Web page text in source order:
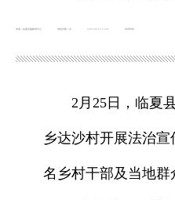
浏览次数： 发布时间：
2025-02-27 12:42
2月25日，临夏
乡达沙村开展法治宣
名乡村干部及当地群